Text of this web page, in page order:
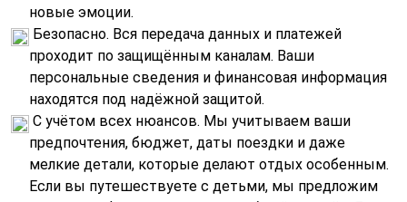
новые эмоции.
Безопасно. Вся передача данных и платежей
проходит по защищённым каналам. Ваши
персональные сведения и финансовая информация
находятся под надёжной защитой.
С учётом всех нюансов. Мы учитываем ваши
предпочтения, бюджет, даты поездки и даже
мелкие детали, которые делают отдых особенным.
Если вы путешествуете с детьми, мы предложим